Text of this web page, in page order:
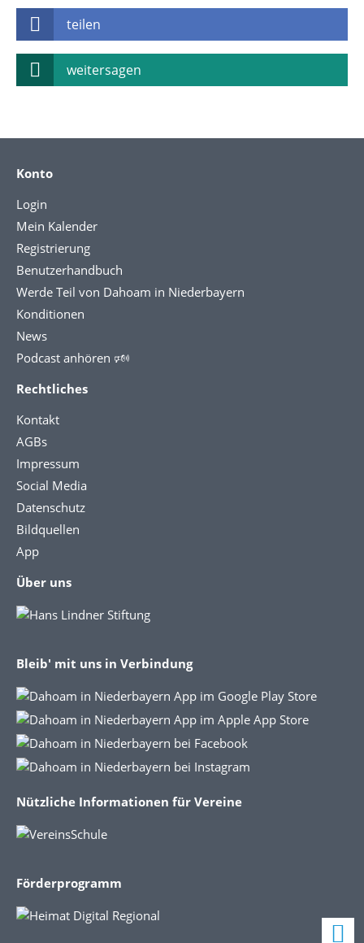
teilen
weitersagen
Konto
Login
Mein Kalender
Registrierung
Benutzerhandbuch
Werde Teil von Dahoam in Niederbayern
Konditionen
News
Podcast anhören 🕬
Rechtliches
Kontakt
AGBs
Impressum
Social Media
Datenschutz
Bildquellen
App
Über uns
Bleib' mit uns in Verbindung
Nützliche Informationen für Vereine
Förderprogramm